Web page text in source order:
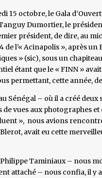
15 octobre, le Gala
Dumortier, le
président, de dire, au
de l’« Acinapolis », après
» (sic), sous un
étant que le « FINN »
permettant, cette année,
Sénégal – où il a créé
vues aux photographes
», nous avions
avait eu cette
Taminiaux – nous
attaché – nous confia, il y